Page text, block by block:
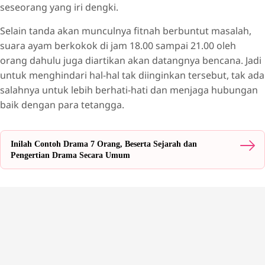
seseorang yang iri dengki.
Selain tanda akan munculnya fitnah berbuntut masalah,
suara ayam berkokok di jam 18.00 sampai 21.00 oleh
orang dahulu juga diartikan akan datangnya bencana. Jadi
untuk menghindari hal-hal tak diinginkan tersebut, tak ada
salahnya untuk lebih berhati-hati dan menjaga hubungan
baik dengan para tetangga.
Inilah Contoh Drama 7 Orang, Beserta Sejarah dan
Pengertian Drama Secara Umum